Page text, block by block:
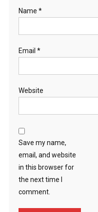
Name *
Email *
Website
Save my name,
email, and website
in this browser for
the next time I
comment.